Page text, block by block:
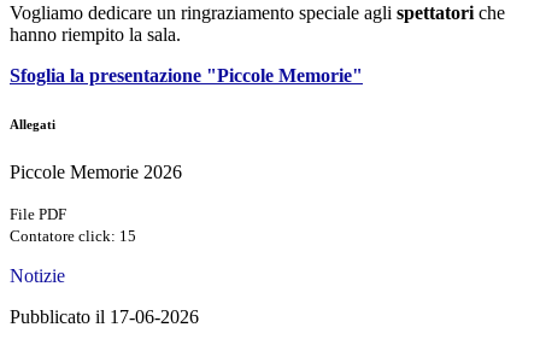
Vogliamo dedicare un ringraziamento speciale agli spettatori che
hanno riempito la sala.
Sfoglia la presentazione "Piccole Memorie"
Allegati
Piccole Memorie 2026
File PDF
Contatore click: 15
Notizie
Pubblicato il 17-06-2026